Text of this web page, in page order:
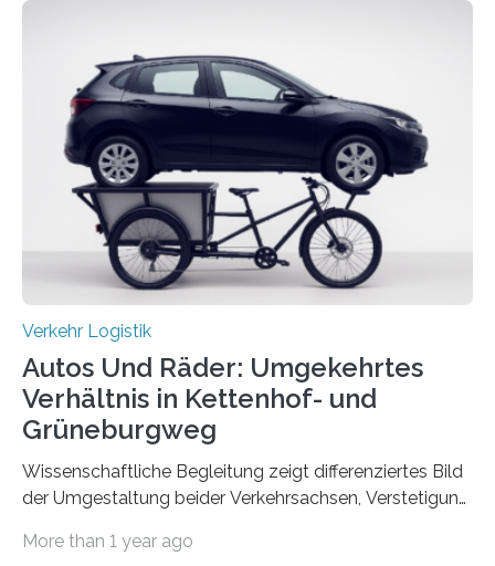
die Zahl der Verkehrstoten sogar um 35 Prozent. Die
Studie ist in der Zeitschrift Transportation Research
Part A: Policy and Practice vom 5. August 2025 online
veröffentlicht. Die deutschen Autobahnen sind…
Verkehr Logistik
Autos Und Räder: Umgekehrtes
Verhältnis in Kettenhof- und
Grüneburgweg
Wissenschaftliche Begleitung zeigt differenziertes Bild
der Umgestaltung beider Verkehrsachsen, Verstetigung
fördern sowie die Wohn- und Aufenthaltsqualität zu
More than 1 year ago